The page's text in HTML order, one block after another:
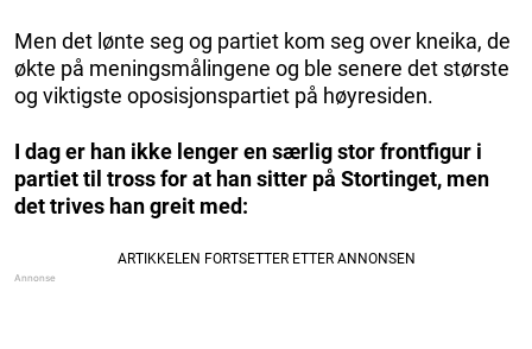
Men det lønte seg og partiet kom seg over kneika, de
økte på meningsmålingene og ble senere det største
og viktigste oposisjonspartiet på høyresiden.
I dag er han ikke lenger en særlig stor frontfigur i
partiet til tross for at han sitter på Stortinget, men
det trives han greit med: